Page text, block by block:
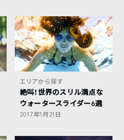
エリアから探す
絶叫！世界のスリル満点な
ウォータースライダー6選
2017年1月21日